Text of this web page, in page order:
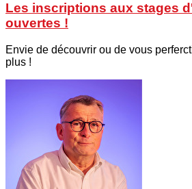
Les inscriptions aux stages
ouvertes !
Envie de découvrir ou de vous
plus !